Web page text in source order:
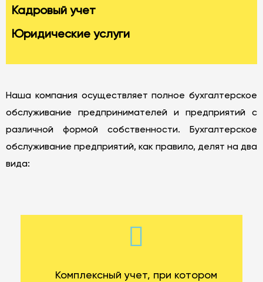
Кадровый учет
Юридические услуги
Наша компания осуществляет полное бухгалтерское
обслуживание предпринимателей и предприятий с
различной формой собственности. Бухгалтерское
обслуживание предприятий, как правило, делят на два
вида:
Комплексный учет, при котором